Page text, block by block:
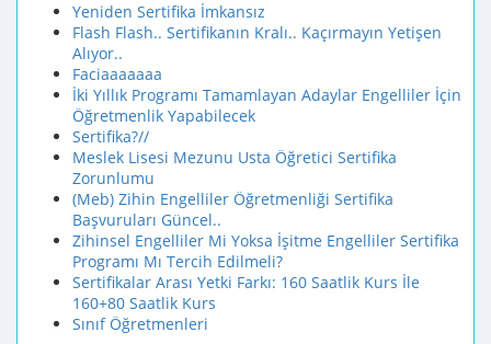
Yeniden Sertifika İmkansız
Flash Flash.. Sertifikanın Kralı.. Kaçırmayın Yetişen
Alıyor..
Faciaaaaaaa
İki Yıllık Programı Tamamlayan Adaylar Engelliler İçin
Öğretmenlik Yapabilecek
Sertifika?//
Meslek Lisesi Mezunu Usta Öğretici Sertifika
Zorunlumu
(Meb) Zihin Engelliler Öğretmenliği Sertifika
Başvuruları Güncel..
Zihinsel Engelliler Mi Yoksa İşitme Engelliler Sertifika
Programı Mı Tercih Edilmeli?
Sertifikalar Arası Yetki Farkı: 160 Saatlik Kurs İle
160+80 Saatlik Kurs
Sınıf Öğretmenleri